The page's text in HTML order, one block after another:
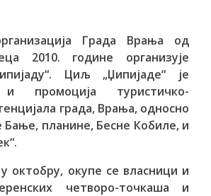
Града Врања од
2010. године организује
Циљ „Џипијаде“ је
и промоција туристичко-
града, Врања, односно
планине, Бесне Кобиле, и
октобру, окупе се власници и
четворо-точкаша и